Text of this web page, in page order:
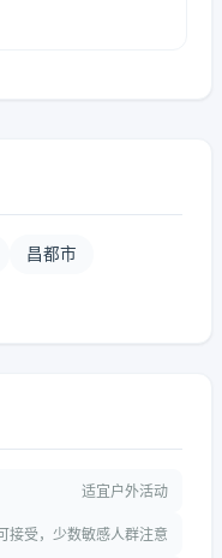
昌都市
适宜户外活动
接受，少数敏感人群注意